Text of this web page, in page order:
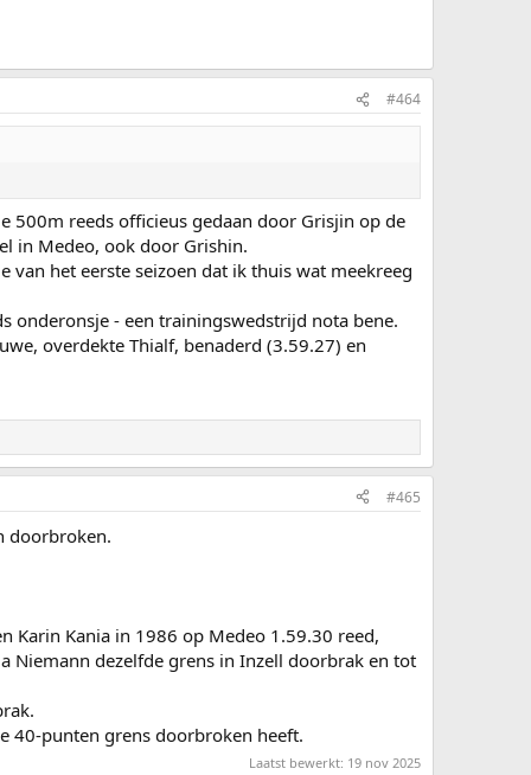
#464
500m reeds officieus gedaan door Grisjin op de
in Medeo, ook door Grishin.
het eerste seizoen dat ik thuis wat meekreeg
onderonsje - een trainingswedstrijd nota bene.
overdekte Thialf, benaderd (3.59.27) en
#465
doorbroken.
Karin Kania in 1986 op Medeo 1.59.30 reed,
Niemann dezelfde grens in Inzell doorbrak en tot
40-punten grens doorbroken heeft.
Laatst bewerkt: 19 nov 2025